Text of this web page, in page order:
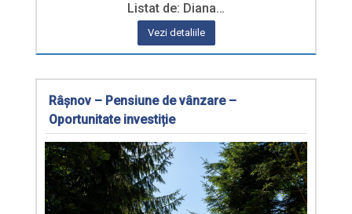
Listat de: Diana…
Vezi detaliile
Râșnov – Pensiune de vânzare –
Oportunitate investiție